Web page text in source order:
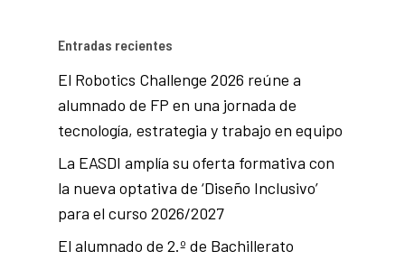
Entradas recientes
El Robotics Challenge 2026 reúne a
alumnado de FP en una jornada de
tecnología, estrategia y trabajo en equipo
La EASDI amplía su oferta formativa con
la nueva optativa de ‘Diseño Inclusivo’
para el curso 2026/2027
El alumnado de 2.º de Bachillerato